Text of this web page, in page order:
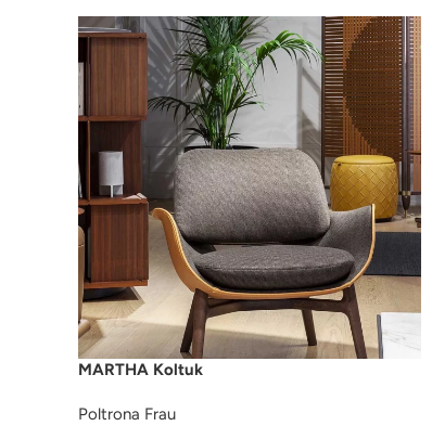
MARTHA Koltuk
Poltrona Frau